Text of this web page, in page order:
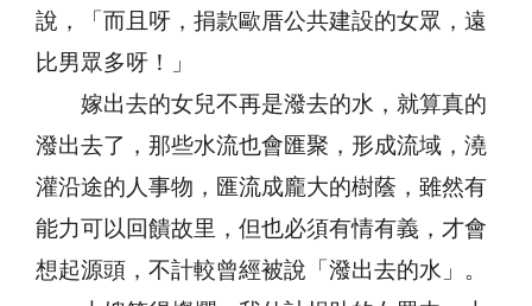
說，「而且呀，捐款歐厝公共建設的女眾，遠
比男眾多呀！」
嫁出去的女兒不再是潑去的水，就算真的
潑出去了，那些水流也會匯聚，形成流域，澆
灌沿途的人事物，匯流成龐大的樹蔭，雖然有
能力可以回饋故里，但也必須有情有義，才會
想起源頭，不計較曾經被說「潑出去的水」。